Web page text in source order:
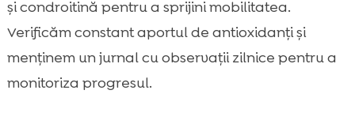
și condroitină pentru a sprijini mobilitatea.
Verificăm constant aportul de antioxidanți și
menținem un jurnal cu observații zilnice pentru a
monitoriza progresul.